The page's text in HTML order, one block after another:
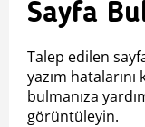
Sayfa
Talep edilen
yazım hatalarını
bulmanıza
görüntüleyin.